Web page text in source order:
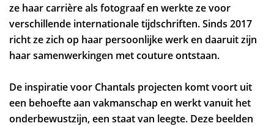
ze haar carrière als fotograaf en werkte ze voor
verschillende internationale tijdschriften. Sinds 2017
richt ze zich op haar persoonlijke werk en daaruit zijn
haar samenwerkingen met couture ontstaan.
De inspiratie voor Chantals projecten komt voort uit
een behoefte aan vakmanschap en werkt vanuit het
onderbewustzijn, een staat van leegte. Deze beelden